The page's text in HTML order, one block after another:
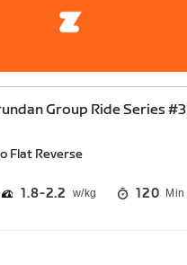
Group Ride Series #3
Flat Reverse
1.8 2.2 120 Min